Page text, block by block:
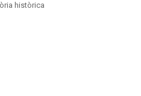
històrica